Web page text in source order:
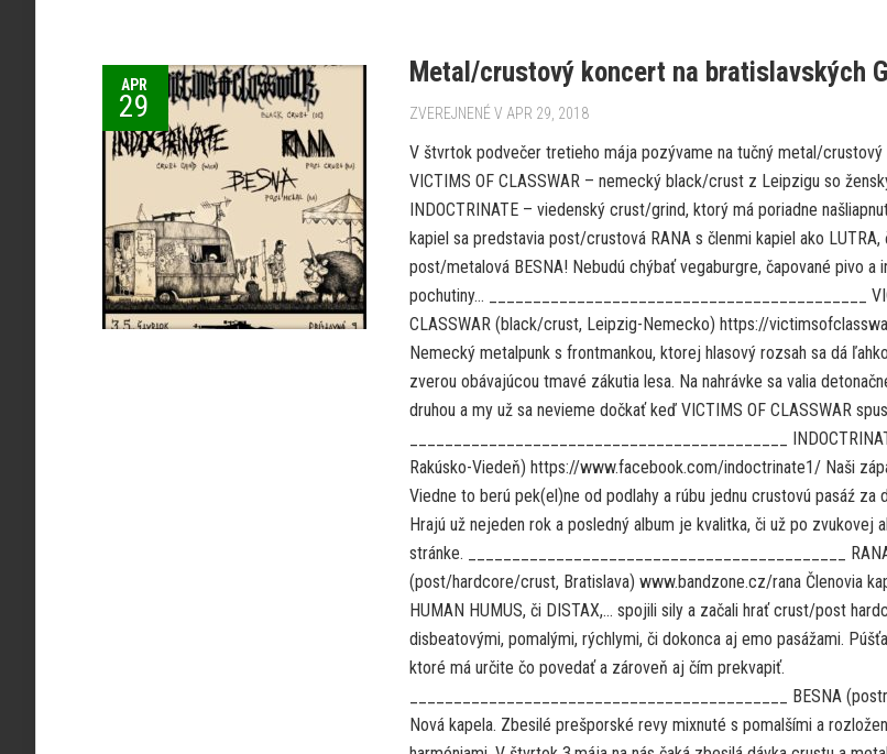
APR
29
Metal/crustový koncert na bratislavských
ZVEREJNENÉ V APR 29, 2018
V štvrtok podvečer tretieho mája pozývame na tučný metal/crustový
VICTIMS OF CLASSWAR – nemecký black/crust z Leipzigu so
INDOCTRINATE – viedenský crust/grind, ktorý má poriadne
kapiel sa predstavia post/crustová RANA s členmi kapiel ako LUTRA,
post/metalová BESNA! Nebudú chýbať vegaburgre, čapované pivo a
pochutiny… ___________________________________________
CLASSWAR (black/crust, Leipzig-Nemecko) https://
Nemecký metalpunk s frontmankou, ktorej hlasový rozsah sa dá
zverou obávajúcou tmavé zákutia lesa. Na nahrávke sa valia
druhou a my už sa nevieme dočkať keď VICTIMS OF CLASSWAR
___________________________________________
Rakúsko-Viedeň) https://www.facebook.com/indoctrinate1/ Naši
Viedne to berú pek(el)ne od podlahy a rúbu jednu crustovú pasáź za
Hrajú už nejeden rok a posledný album je kvalitka, či už po zvukovej
stránke. ___________________________________________
(post/hardcore/crust, Bratislava) www.bandzone.cz/rana Členovia
HUMAN HUMUS, či DISTAX,… spojili sily a začali hrať crust/post
disbeatovými, pomalými, rýchlymi, či dokonca aj emo pasážami.
ktoré má určite čo povedať a zároveň aj čím prekvapiť.
___________________________________________ BESNA
Nová kapela. Zbesilé prešporské revy mixnuté s pomalšími a